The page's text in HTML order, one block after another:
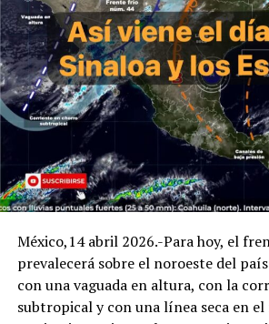
México,14 abril 2026.-Para hoy, el
prevalecerá sobre el noroeste del
con una vaguada en altura, con la
subtropical y con una línea seca en